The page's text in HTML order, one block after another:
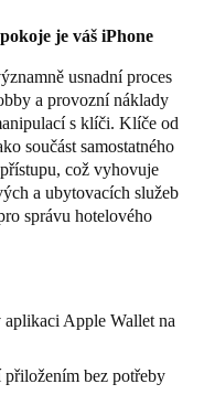
je váš iPhone
usnadní proces
a provozní náklady
s klíči. Klíče od
součást samostatného
což vyhovuje
a ubytovacích služeb
správu hotelového
Apple Wallet na
bez potřeby